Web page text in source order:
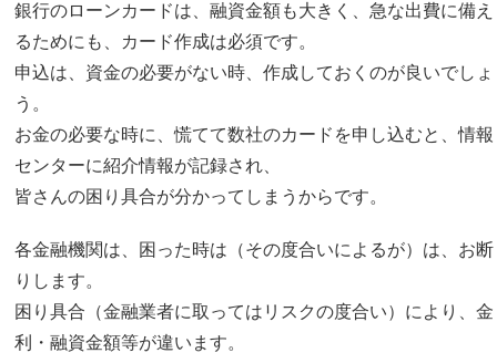
銀行のローンカードは、融資金額も大きく、急な出費に備え
るためにも、カード作成は必須です。
申込は、資金の必要がない時、作成しておくのが良いでしょ
う。
お金の必要な時に、慌てて数社のカードを申し込むと、情報
センターに紹介情報が記録され、
皆さんの困り具合が分かってしまうからです。
各金融機関は、困った時は（その度合いによるが）は、お断
りします。
困り具合（金融業者に取ってはリスクの度合い）により、金
利・融資金額等が違います。